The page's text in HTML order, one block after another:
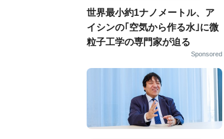
世界最小約1ナノメートル、ア
イシンの｢空気から作る水｣に微
粒子工学の専門家が迫る
Sponsored